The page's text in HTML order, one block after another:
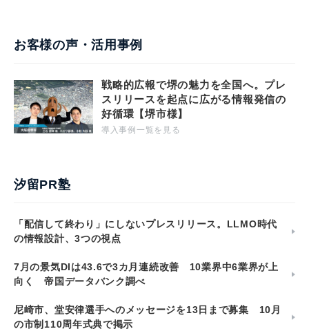
お客様の声・活用事例
戦略的広報で堺の魅力を全国へ。プレ
スリリースを起点に広がる情報発信の
好循環【堺市様】
導入事例一覧を見る
汐留PR塾
「配信して終わり」にしないプレスリリース。LLMO時代
の情報設計、3つの視点
7月の景気DIは43.6で3カ月連続改善 10業界中6業界が上
向く 帝国データバンク調べ
尼崎市、堂安律選手へのメッセージを13日まで募集 10月
の市制110周年式典で掲示